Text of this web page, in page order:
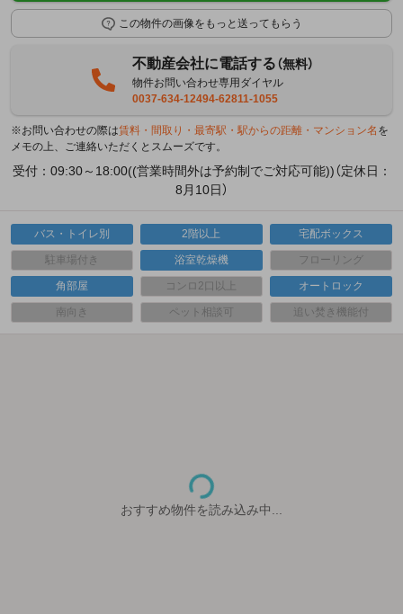
この物件の画像をもっと送ってもらう
不動産会社に電話する（無料）
物件お問い合わせ専用ダイヤル
0037-634-12494-62811-1055
※お問い合わせの際は賃料・間取り・最寄駅・駅からの距離・マンション名 を
メモの上、ご連絡いただくとスムーズです。
受付：09:30～18:00((営業時間外は予約制でご対応可能))（定休日：
8月10日）
バス・トイレ別 2階以上 宅配ボックス
駐車場付き 浴室乾燥機 フローリング
角部屋 コンロ2口以上 オートロック
南向き ペット相談可 追い焚き機能付
おすすめ物件を読み込み中...